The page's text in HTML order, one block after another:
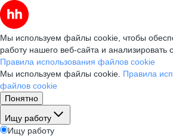
Мы используем файлы cookie, чтобы
работу нашего веб-сайта и анализировать
Правила использования файлов cookie
Мы используем файлы cookie. Правила
файлов cookie
Понятно
Ищу работу
Ищу работу